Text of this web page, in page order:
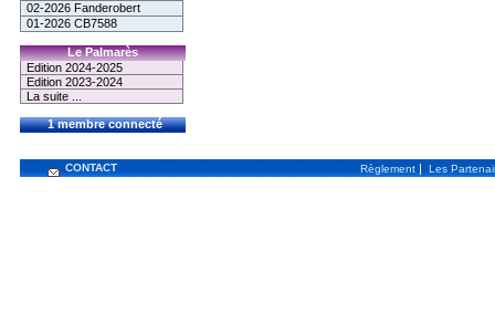
02-2026 Fanderobert
01-2026 CB7588
Le Palmarès
Edition 2024-2025
Edition 2023-2024
La suite ...
1 membre connecté
CONTACT Règlement | Les